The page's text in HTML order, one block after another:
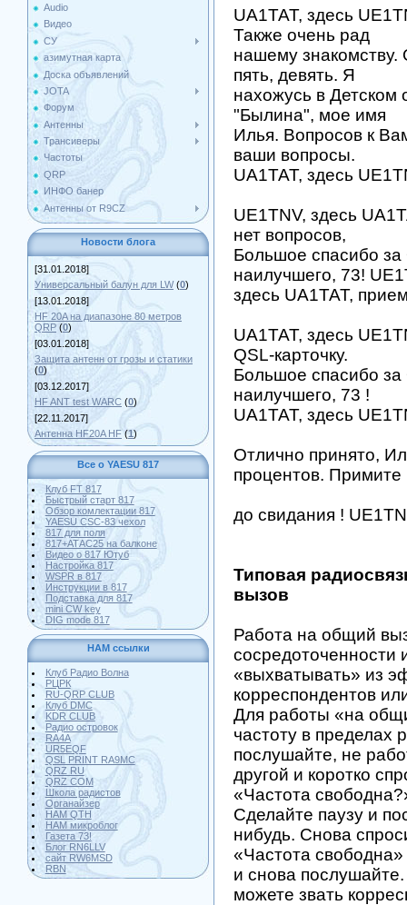
Audio
Видео
СУ
азимутная карта
Доска объявлений
JOTA
Форум
Антенны
Трансиверы
Частоты
QRP
ИНФО банер
Антенны от R9CZ
Новости блога
[31.01.2018]
Универсальный балун для LW (0)
[13.01.2018]
HF 20A на диапазоне 80 метров
QRP (0)
[03.01.2018]
Защита антенн от грозы и статики
(0)
[03.12.2017]
HF ANT test WARC (0)
[22.11.2017]
Антенна HF20A HF (1)
Все о YAESU 817
Клуб FT 817
Быстрый старт 817
Обзор комлектации 817
YAESU CSC-83 чехол
817 для поля
817+АТАС25 на балконе
Видео о 817 Ютуб
Настройка 817
WSPR в 817
Инструкции в 817
Подставка для 817
mini CW key
DIG mode 817
HAM ссылки
Клуб Радио Волна
РЦРК
RU-QRP CLUB
Клуб DMC
KDR CLUB
Радио островок
RA4A
UR5EQF
QSL PRINT RA9MC
QRZ RU
QRZ COM
Школа радистов
Органайзер
HAM QTH
HAM микроблог
Газета 73!
Блог RN6LLV
сайт RW6MSD
RBN
UA1TAT, здесь
Также очень рад
нашему
пять, девять. Я
нахожусь в Детском
"Былина", мое имя
Илья. Вопросов к
ваши вопросы.
UA1TAT, здесь
UE1TNV, здесь
нет вопросов,
Большое спасибо
наилучшего, 73!
здесь UA1TAT,
UA1TAT, здесь
QSL-карточку.
Большое спасибо
наилучшего, 73 !
UA1TAT, здесь
Отлично принято,
процентов.
до свидания !
Типовая
вызов
Работа на общий
сосредоточенности
«выхватывать» из
корреспондентов
Для работы «на
частоту в
послушайте, не
другой и коротко
«Частота
Сделайте паузу и
нибудь. Снова
«Частота свободна»
и снова
можете звать